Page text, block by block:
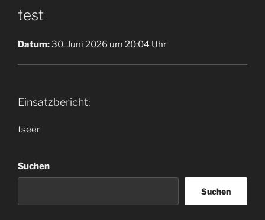
test
Datum:30. Juni 2026 um 20:04 Uhr
Einsatzbericht:
tseer
Suchen
Suchen